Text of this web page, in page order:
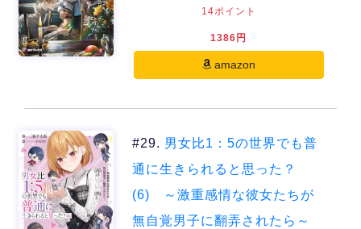
14ポイント
1386円
amazon
#29. 男女比1：5の世界でも普
通に生きられると思った？
(6) ～激重感情な彼女たちが
無自覚男子に翻弄されたら～